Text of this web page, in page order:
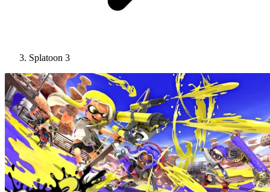
Splatoon 3